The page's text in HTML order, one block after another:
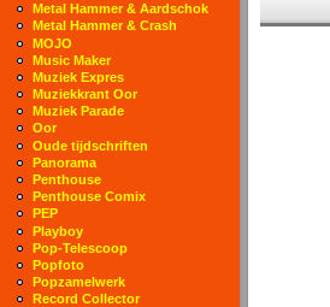
Metal Hammer & Aardschok
Metal Hammer & Crash
MOJO
Music Maker
Muziek Expres
Muziekkrant Oor
Muziek Parade
Oor
Oude tijdschriften
Panorama
Penthouse
Penthouse Comix
PEP
Playboy
Pop-Telescoop
Popfoto
Popzamelwerk
Record Collector